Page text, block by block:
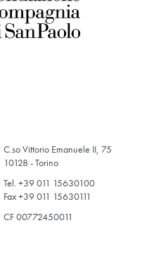
C.so Vittorio Emanuele II, 75
10128 - Torino
Tel. +39 011 15630100
Fax +39 011 15630111
CF 00772450011